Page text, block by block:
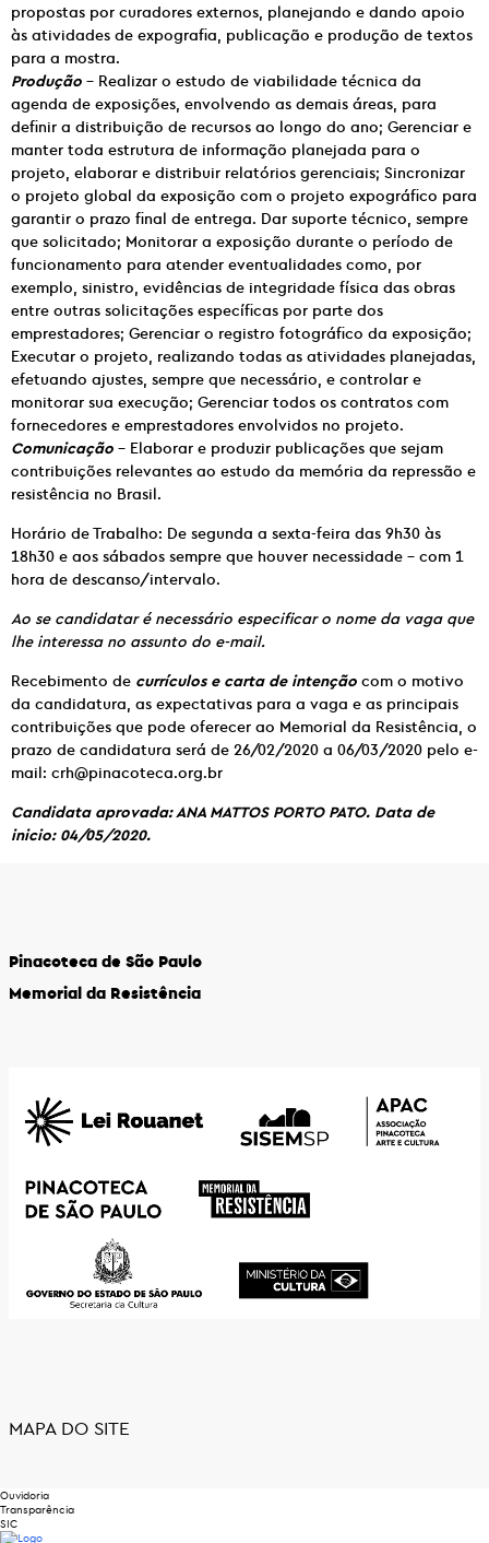
propostas por curadores externos, planejando e dando apoio
às atividades de expografia, publicação e produção de textos
para a mostra.
Produção – Realizar o estudo de viabilidade técnica da
agenda de exposições, envolvendo as demais áreas, para
definir a distribuição de recursos ao longo do ano; Gerenciar e
manter toda estrutura de informação planejada para o
projeto, elaborar e distribuir relatórios gerenciais; Sincronizar
o projeto global da exposição com o projeto expográfico para
garantir o prazo final de entrega. Dar suporte técnico, sempre
que solicitado; Monitorar a exposição durante o período de
funcionamento para atender eventualidades como, por
exemplo, sinistro, evidências de integridade física das obras
entre outras solicitações específicas por parte dos
emprestadores; Gerenciar o registro fotográfico da exposição;
Executar o projeto, realizando todas as atividades planejadas,
efetuando ajustes, sempre que necessário, e controlar e
monitorar sua execução; Gerenciar todos os contratos com
fornecedores e emprestadores envolvidos no projeto.
Comunicação – Elaborar e produzir publicações que sejam
contribuições relevantes ao estudo da memória da repressão e
resistência no Brasil.
Horário de Trabalho: De segunda a sexta-feira das 9h30 às
18h30 e aos sábados sempre que houver necessidade – com 1
hora de descanso/intervalo.
Ao se candidatar é necessário especificar o nome da vaga que
lhe interessa no assunto do e-mail.
Recebimento de currículos e carta de intenção com o motivo
da candidatura, as expectativas para a vaga e as principais
contribuições que pode oferecer ao Memorial da Resistência, o
prazo de candidatura será de 26/02/2020 a 06/03/2020 pelo e-
mail: crh@pinacoteca.org.br
Candidata aprovada: ANA MATTOS PORTO PATO. Data de
inicio: 04/05/2020.
Pinacoteca de São Paulo
Memorial da Resistência
MAPA DO SITE
Ouvidoria
Transparência
SIC